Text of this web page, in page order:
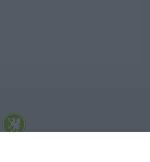
Internetowy Serwis Informacyjny Miasta